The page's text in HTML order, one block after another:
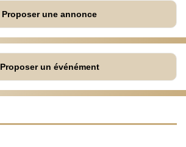
Proposer une annonce
Proposer un événément